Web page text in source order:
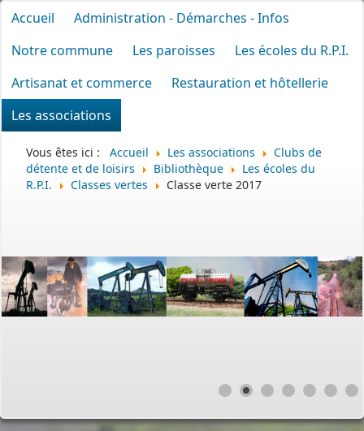
Accueil
Administration - Démarches - Infos
Notre commune
Les paroisses
Les écoles du R.P.I.
Artisanat et commerce
Restauration et hôtellerie
Les associations
Vous êtes ici : Accueil Les associations
Clubs de
détente et de loisirs
Bibliothèque
Les écoles du
R.P.I.
Classes vertes Classe verte 2017